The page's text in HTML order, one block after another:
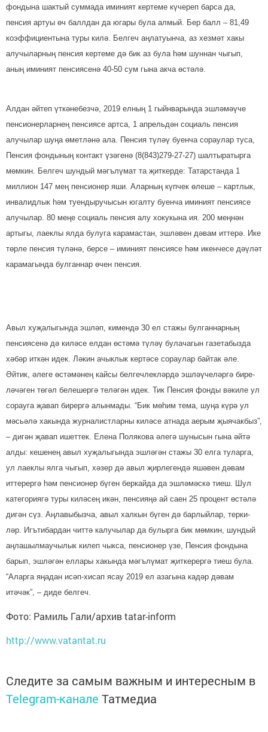
фондына шактый суммада иминият кертеме күчереп барса да,
пенсия артуы өч баллдан да югары була алмый. Бер балл – 81,49
коэффициентына туры килә. Белгеч аң­латуынча, аз хезмәт хакы
алучыларның пенсия кертеме дә бик аз була һәм шуннан чыгып,
аның иминият пенсиясенә 40-50 сум гына акча өстәлә.
Алдан әйтеп үткәнебезчә, 2019 елның 1 гыйнварында эшләмәүче
пенсионер­лар­нең пенсиясе артса, 1 ап­рель­дән социаль пенсия
алучылар шуңа өметләнә ала. Пенсия түләү буенча сораулар туса,
Пенсия фонды­ның контакт үзәгенә (8(843)279-27-27) шалтыратырга
мөм­кин. Белгеч шундый мәгълү­мат та җиткерде: Татарстанда 1
миллион 147 мең пенсионер яши. Алар­ның күпчек өлеше – картлык,
инвалидлык һәм туендыручысын югалту буенча иминият пенсиясе
алучылар. 80 меңе социаль пенсия алу хокукына ия. 200 меңнән
артыгы, лаек­лы ялда булуга карамастан, эшләвен дәвам иттерә. Ике
төрле пенсия түләнә, берсе – иминият пенсиясе һәм икенчесе дәүләт
карамагында булганнар өчен пенсия.
Авыл хуҗалыгында эш­ләп, кимендә 30 ел стажы булганнарның
пенсиясенә дә киләсе елдан өстәмә түләү булачагын газетабызда
хә­бәр иткән идек. Ләкин ачык­лык кертәсе сораулар байтак әле.
Әйтик, әлеге өс­тәмәнең кайсы белгеч­лек­ләрдә эш­ләүчеләргә бире­
лә­­чәген тө­гәл белешергә те­лә­гән идек. Тик Пенсия фонды вәкиле ул
сорауга җавап бирергә алын­мады. “Бик мө­һим тема, шуңа күрә ул
мәсь­әлә хакында журналистларны киләсе атнада аерым җыячакбыз”,
– дигән җавап ишеттек. Елена Полякова әлегә шунысын гына әйтә
алды: кешенең авыл ху­җалы­гында эшләгән стажы 30 елга туларга,
ул лаеклы ялга чыгып, хәзер дә авыл җирле­гендә яшәвен дәвам
итте­рер­гә һәм пенсионер бүген беркайда да эшлә­мәскә тиеш. Шул
категориягә туры ки­ләсең икән, пенсия­ңә ай саен 25 процент өстәлә
ди­гән сүз. Аңлавыбызча, авыл халкын бүген дә барлыйлар, терки­
ләр. Игътибардан чит­тә калучылар да булырга бик мөм­кин, шундый
аңлашыл­мау­чылык килеп чыкса, пенсионер үзе, Пенсия фондына
барып, эш­ләгән еллары хакында мәгъ­лүмат җиткерер­гә тиеш була.
“Аларга яңадан исәп-хисап ясау 2019 ел азагына кадәр дәвам
итәчәк”, – диде белгеч.
Фото: Рамиль Гали/архив tatar-inform
http://www.vatantat.ru
Следите за самым важным и интересным в
Telegram-канале Татмедиа